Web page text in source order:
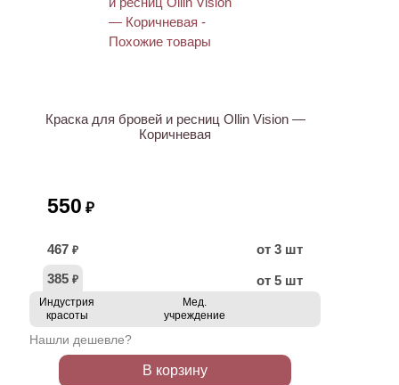
Краска для бровей и ресниц Ollin Vision —
Коричневая
550 ₽
467 ₽
от 3 шт
385 ₽ от 5 шт
Индустрия
красоты
Мед.
учреждение
Нашли дешевле?
В корзину